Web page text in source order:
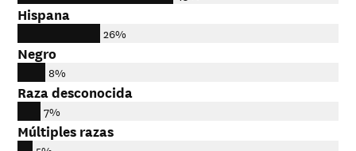
Hispana
26%
Negro
8%
Raza desconocida
7%
Múltiples razas